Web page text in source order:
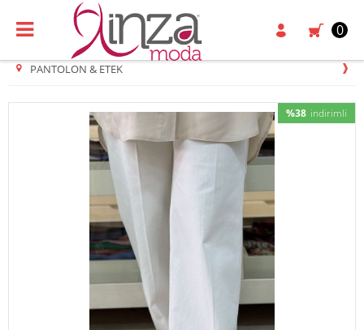
0
PANTOLON & ETEK
%38 indirimli